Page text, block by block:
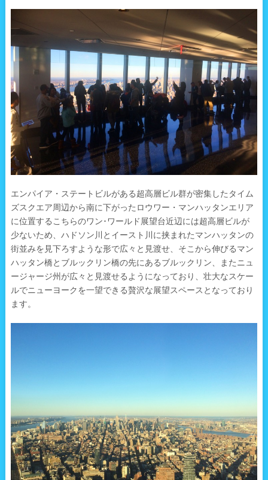
エンパイア・ステートビルがある超高層ビル群が密集したタイム
ズスクエア周辺から南に下がったロウワー・マンハッタンエリア
に位置するこちらのワン･ワールド展望台近辺には超高層ビルが
少ないため、ハドソン川とイースト川に挟まれたマンハッタンの
街並みを見下ろすような形で広々と見渡せ、そこから伸びるマン
ハッタン橋とブルックリン橋の先にあるブルックリン、またニュ
ージャージ州が広々と見渡せるようになっており、壮大なスケー
ルでニューヨークを一望できる贅沢な展望スペースとなっており
ます。